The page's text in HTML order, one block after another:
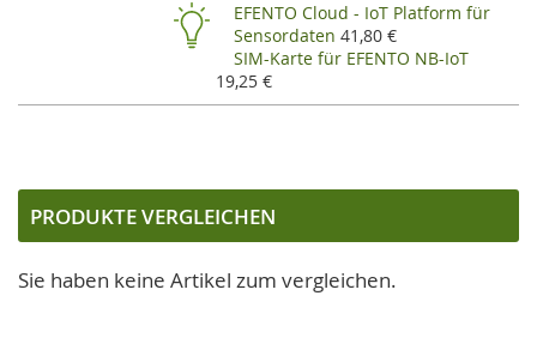
EFENTO Cloud - IoT Platform für
Sensordaten 41,80 €
SIM-Karte für EFENTO NB-IoT
19,25 €
PRODUKTE VERGLEICHEN
Sie haben keine Artikel zum vergleichen.